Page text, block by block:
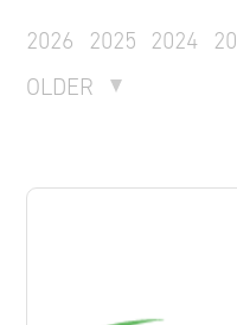
2026 2025 2024
OLDER